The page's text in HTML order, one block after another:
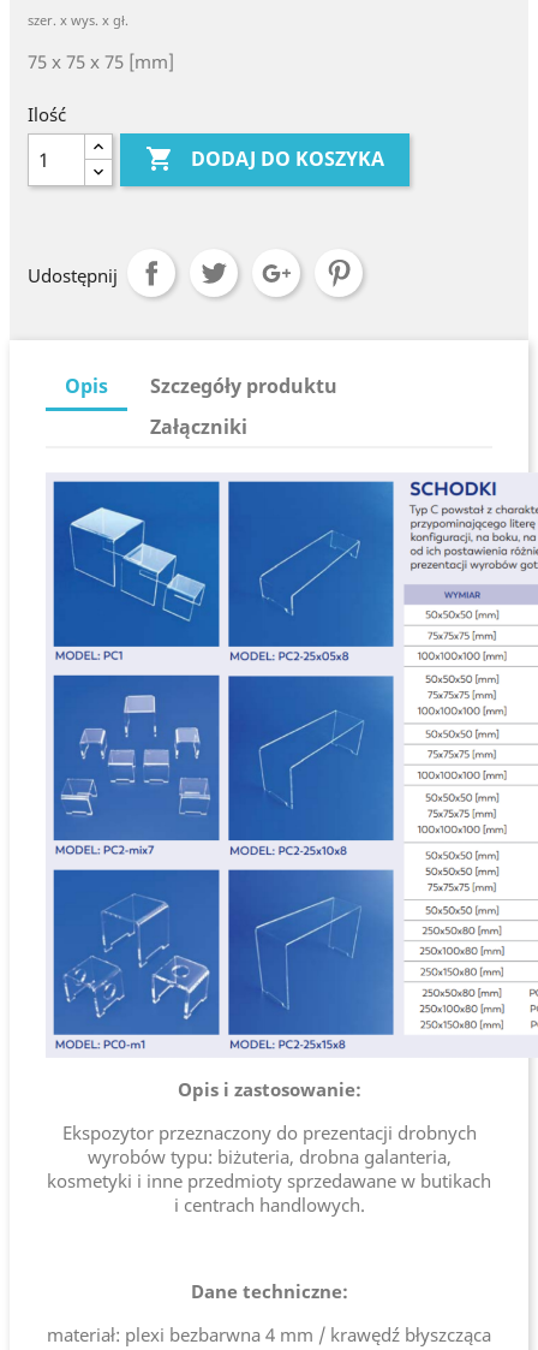
szer. x wys. x gł.
75 x 75 x 75 [mm]
Ilość
 DODAJ DO KOSZYKA
Udostępnij
Opis
Szczegóły produktu
Załączniki
Opis i zastosowanie:
Ekspozytor przeznaczony do prezentacji drobnych
wyrobów typu: biżuteria, drobna galanteria,
kosmetyki i inne przedmioty sprzedawane w butikach
i centrach handlowych.
Dane techniczne:
materiał: plexi bezbarwna 4 mm / krawędź błyszcząca